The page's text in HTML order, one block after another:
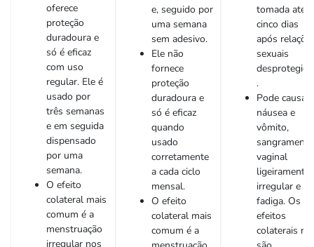
oferece
proteção
duradoura e
só é eficaz
com uso
regular. Ele é
usado por
três semanas
e em seguida
dispensado
por uma
semana.
O efeito
colateral mais
comum é a
menstruação
irregular nos
e, seguido por
uma semana
sem adesivo.
Ele não
fornece
proteção
duradoura e
só é eficaz
quando
usado
corretamente
a cada ciclo
mensal.
O efeito
colateral mais
comum é a
tomada até
cinco dias
após
sexuais
.
Pode causar
náusea e
vômito,
sangramento
vaginal
ligeiramente
irregular e
fadiga. Os
efeitos
colaterais